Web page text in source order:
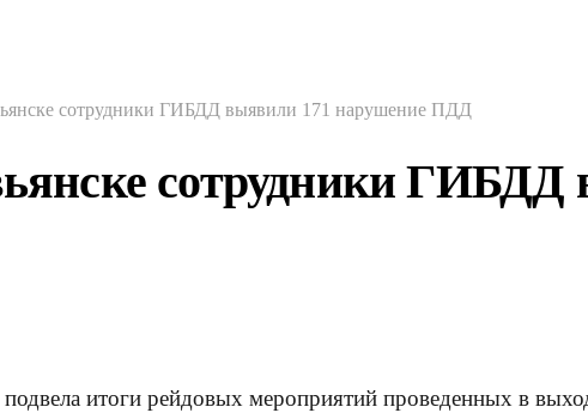
сотрудники ГИБДД выявили 171 нарушение ПДД
сотрудники
подвела итоги рейдовых мероприятий проведенных в